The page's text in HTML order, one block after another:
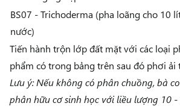
BS07 - Trichoderma (pha loãng cho 10
nước)
Tiến hành trộn lớp đất mặt với các loại
phẩm có trong bảng trên sau đó phơi ải
Lưu ý: Nếu không có phân chuồng, bà
phân hữu cơ sinh học với liều lượng 10